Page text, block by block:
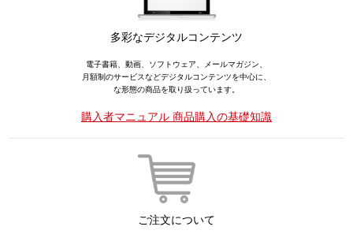
多彩なデジタルコンテンツ
電子書籍、動画、ソフトウェア、メールマガジン、
月額制のサービスなどデジタルコンテンツを中心に、
な形態の商品を取り扱っています。
購入者マニュアル 商品購入の基礎知識
ご注文について